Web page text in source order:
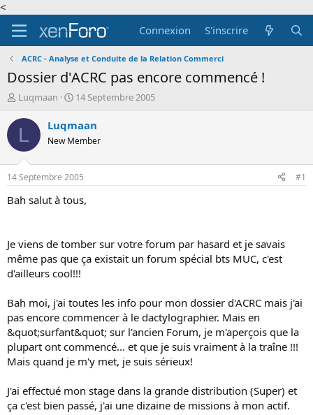
<
Connexion
S'inscrire
ACRC - Analyse et Conduite de la Relation Commerci
Dossier d'ACRC pas encore commencé !
A
t
r
d
e
l
s
c
u
s
i
o
n
Luqmaan
D
t
d
d
é
b
14 Septembre 2005
L Luqmaan
New Member
14 Septembre 2005 #1
Bah salut à tous,
Je viens de tomber sur votre forum par hasard et je savais
même pas que ça existait un forum spécial bts MUC, c'est
d'ailleurs cool!!!
Bah moi, j'ai toutes les info pour mon dossier d'ACRC mais j'ai
pas encore commencer à le dactylographier. Mais en
&quot;surfant&quot; sur l'ancien Forum, je m'aperçois que la
plupart ont commencé... et que je suis vraiment à la traîne !!!
Mais quand je m'y met, je suis sérieux!
J'ai effectué mon stage dans la grande distribution (Super) et
ça c'est bien passé, j'ai une dizaine de missions à mon actif.